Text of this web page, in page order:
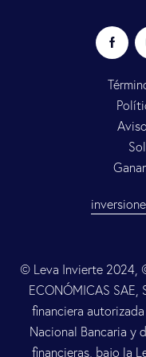
© Leva Invierte 2024,
ECONÓMICAS SAE,
financiera
Nacional Bancaria y
financieras, bajo la